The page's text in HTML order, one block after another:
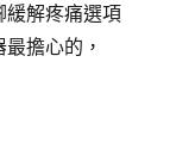
緩解疼痛選項
擔心的，